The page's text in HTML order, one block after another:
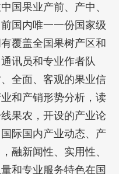
国果业产前、产中、
国内唯一一份国家级
覆盖全国果树产区和
讯员和专业作者队
全面、客观的果业信
和产销形势分析，读
果农，开设的产业论
际国内产业动态、产
融新闻性、实用性、
和专业服务特色在国